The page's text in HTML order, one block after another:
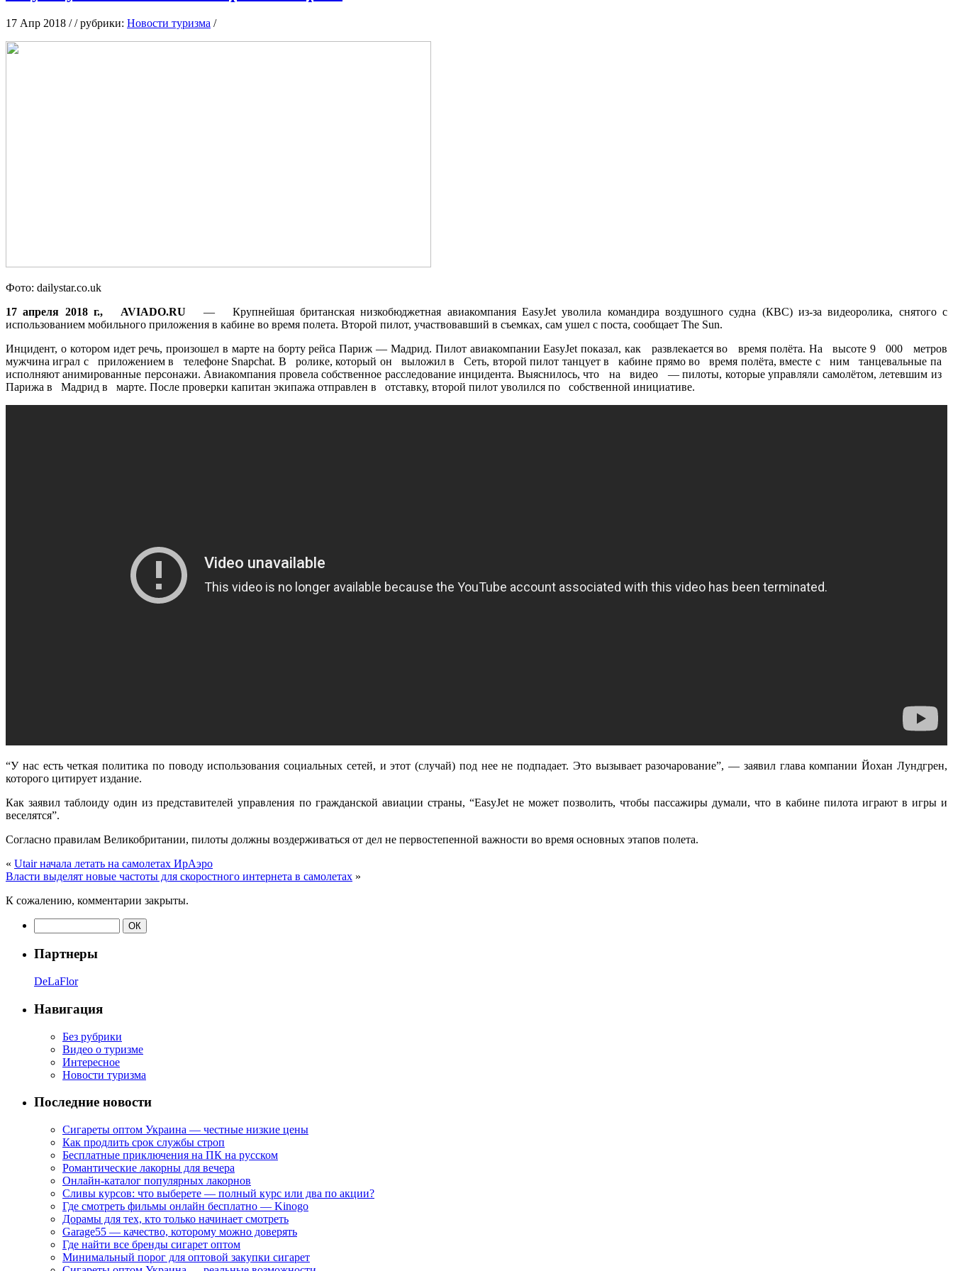
17 Апр 2018 / / рубрики: Новости туризма /
Фoтo: dailystar.co.uk
17 aпрeля 2018 г., AVIADO.RU — Крупнeйшaя британская низкобюджетная авиакомпания EasyJet уволила командира воздушного судна (КВС) из-за видеоролика, снятого с
использованием мобильного приложения в кабине во время полета. Второй пилот, участвовавший в съемках, сам ушел с поста, сообщает The Sun.
Инцидент, о котором идет речь, произошел в марте на борту рейса Париж — Мадрид. Пилот авиакомпании EasyJet показал, как развлекается во время полёта. На высоте 9 000 метров
мужчина играл с приложением в телефоне Snapchat. В ролике, который он выложил в Сеть, второй пилот танцует в кабине прямо во время полёта, вместе с ним танцевальные па
исполняют анимированные персонажи. Авиакомпания провела собственное расследование инцидента. Выяснилось, что на видео — пилоты, которые управляли самолётом, летевшим из
Парижа в Мадрид в марте. После проверки капитан экипажа отправлен в отставку, второй пилот уволился по собственной инициативе.
“У нас есть четкая политика по поводу использования социальных сетей, и этот (случай) под нее не подпадает. Это вызывает разочарование”, — заявил глава компании Йохан Лундгрен,
которого цитирует издание.
Как заявил таблоиду один из представителей управления по гражданской авиации страны, “EasyJet не может позволить, чтобы пассажиры думали, что в кабине пилота играют в игры и
веселятся”.
Согласно правилам Великобритании, пилоты должны воздерживаться от дел не первостепенной важности во время основных этапов полета.
« Utair начала летать на самолетах ИрАэро
Власти выделят новые частоты для скоростного интернета в самолетах »
К сожалению, комментарии закрыты.
Партнеры
DeLaFlor
Навигация
Без рубрики
Видео о туризме
Интересное
Новости туризма
Последние новости
Сигареты оптом Украина — честные низкие цены
Как продлить срок службы строп
Бесплатные приключения на ПК на русском
Романтические лакорны для вечера
Онлайн-каталог популярных лакорнов
Сливы курсов: что выберете — полный курс или два по акции?
Где смотреть фильмы онлайн бесплатно — Kinogo
Дорамы для тех, кто только начинает смотреть
Garage55 — качество, которому можно доверять
Где найти все бренды сигарет оптом
Минимальный порог для оптовой закупки сигарет